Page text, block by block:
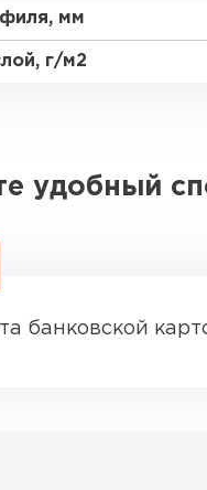
мм
г/м2
удобный
банковской